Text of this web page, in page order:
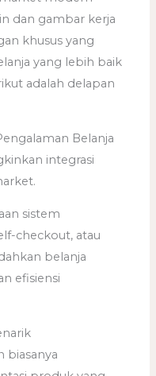
dan gambar kerja
khusus yang
yang lebih baik
adalah delapan
Belanja
integrasi
sistem
checkout, atau
belanja
efisiensi
biasanya